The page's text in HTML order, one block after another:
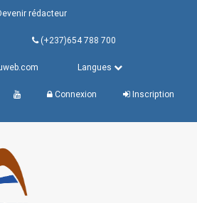
rédacteur
(+237)654 788 700
Langues
Connexion Inscription